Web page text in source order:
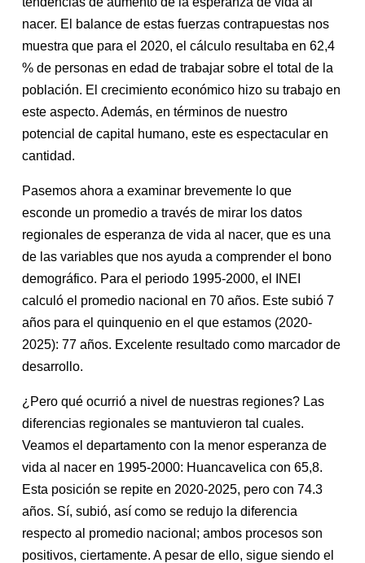
nacer. El balance de estas fuerzas contrapuestas nos
muestra que para el 2020, el cálculo resultaba en 62,4
% de personas en edad de trabajar sobre el total de la
población. El crecimiento económico hizo su trabajo en
este aspecto. Además, en términos de nuestro
potencial de capital humano, este es espectacular en
cantidad.
Pasemos ahora a examinar brevemente lo que
esconde un promedio a través de mirar los datos
regionales de esperanza de vida al nacer, que es una
de las variables que nos ayuda a comprender el bono
demográfico. Para el periodo 1995-2000, el INEI
calculó el promedio nacional en 70 años. Este subió 7
años para el quinquenio en el que estamos (2020-
2025): 77 años. Excelente resultado como marcador de
desarrollo.
¿Pero qué ocurrió a nivel de nuestras regiones? Las
diferencias regionales se mantuvieron tal cuales.
Veamos el departamento con la menor esperanza de
vida al nacer en 1995-2000: Huancavelica con 65,8.
Esta posición se repite en 2020-2025, pero con 74.3
años. Sí, subió, así como se redujo la diferencia
respecto al promedio nacional; ambos procesos son
positivos, ciertamente. A pesar de ello, sigue siendo el